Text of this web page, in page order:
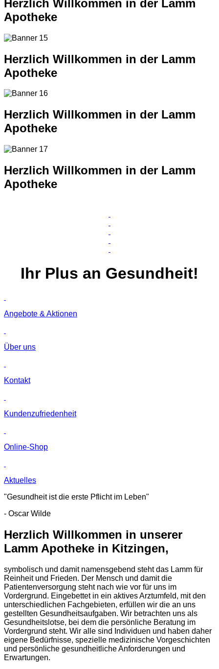
Herzlich Willkommen in der Lamm
Apotheke
Herzlich Willkommen in der Lamm
Apotheke
Herzlich Willkommen in der Lamm
Apotheke
Herzlich Willkommen in der Lamm
Apotheke
Ihr Plus an Gesundheit!
Angebote & Aktionen
Über uns
Kontakt
Kunden­zufriedenheit
Online-Shop
Aktuelles
"Gesundheit ist die erste Pflicht im Leben"
- Oscar Wilde
Herzlich Willkommen in unserer
Lamm Apotheke in Kitzingen,
symbolisch und damit namensgebend steht das Lamm für
Reinheit und Frieden. Der Mensch und damit die
Patientenversorgung steht nach wie vor für uns im
Vordergrund. Eingebettet in ein aktives Arztumfeld, mit den
unterschiedlichen Fachgebieten, erfüllen wir die an uns
gestellten Gesundheitsaufgaben. Wir betrachten uns als
Gesundheitslotse, bei dem die persönliche Beratung im
Vordergrund steht. Wir alle sind Individuen und haben daher
eigene Bedürfnisse, spezielle medizinische Vorgeschichten
und persönliche gesundheitliche Anforderungen und
Erwartungen.